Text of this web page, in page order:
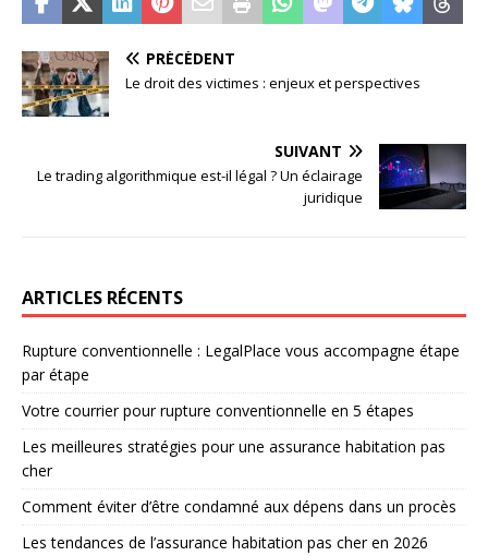
PRÉCÉDENT
Le droit des victimes : enjeux et perspectives
SUIVANT
Le trading algorithmique est-il légal ? Un éclairage
juridique
ARTICLES RÉCENTS
Rupture conventionnelle : LegalPlace vous accompagne étape
par étape
Votre courrier pour rupture conventionnelle en 5 étapes
Les meilleures stratégies pour une assurance habitation pas
cher
Comment éviter d’être condamné aux dépens dans un procès
Les tendances de l’assurance habitation pas cher en 2026